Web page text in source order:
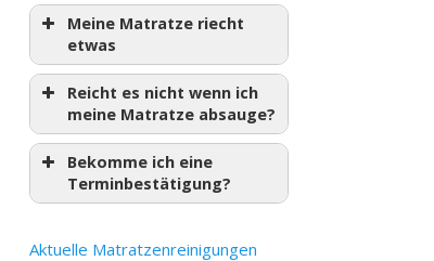
Meine Matratze riecht
etwas
Reicht es nicht wenn ich
meine Matratze absauge?
Bekomme ich eine
Terminbestätigung?
Aktuelle Matratzenreinigungen